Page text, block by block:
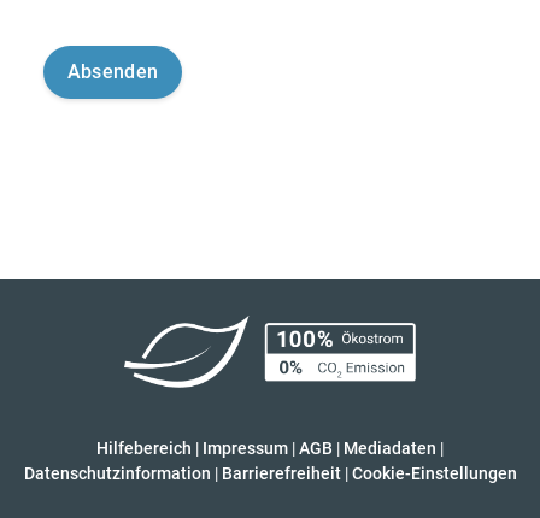
Hilfebereich | Impressum |AGB | Mediadaten |
Datenschutzinformation | Barrierefreiheit | Cookie-Einstellungen